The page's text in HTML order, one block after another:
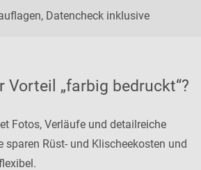
Datencheck inklusive
Vorteil „farbig bedruckt“?
Fotos, Verläufe und detailreiche
sparen Rüst- und Klischeekosten und